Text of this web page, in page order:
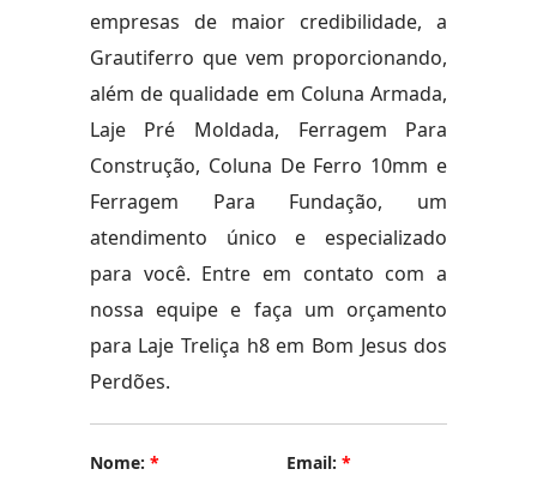
empresas de maior credibilidade, a
Grautiferro que vem proporcionando,
além de qualidade em Coluna Armada,
Laje Pré Moldada, Ferragem Para
Construção, Coluna De Ferro 10mm e
Ferragem Para Fundação, um
atendimento único e especializado
para você. Entre em contato com a
nossa equipe e faça um orçamento
para Laje Treliça h8 em Bom Jesus dos
Perdões.
Nome: * Email: *